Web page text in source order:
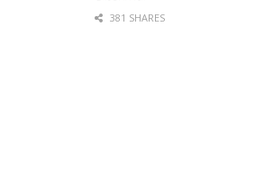
381 SHARES